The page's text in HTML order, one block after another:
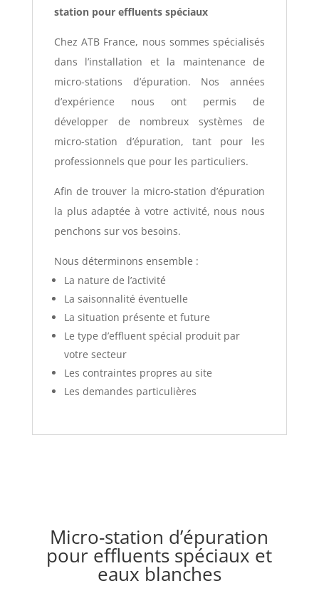
station pour effluents spéciaux
Chez ATB France, nous sommes spécialisés
dans l’installation et la maintenance de
micro-stations d’épuration. Nos années
d’expérience nous ont permis de
développer de nombreux systèmes de
micro-station d’épuration, tant pour les
professionnels que pour les particuliers.
Afin de trouver la micro-station d’épuration
la plus adaptée à votre activité, nous nous
penchons sur vos besoins.
Nous déterminons ensemble :
La nature de l’activité
La saisonnalité éventuelle
La situation présente et future
Le type d’effluent spécial produit par
votre secteur
Les contraintes propres au site
Les demandes particulières
Micro-station d’épuration
pour effluents spéciaux et
eaux blanches